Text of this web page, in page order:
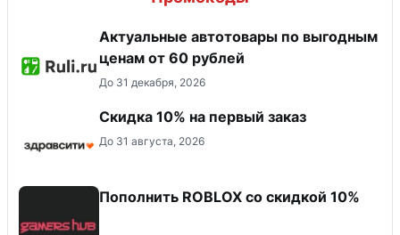
Актуальные автотовары по выгодным
ценам от 60 рублей
До 31 декабря, 2026
Скидка 10% на первый заказ
До 31 августа, 2026
Пополнить ROBLOX со скидкой 10%